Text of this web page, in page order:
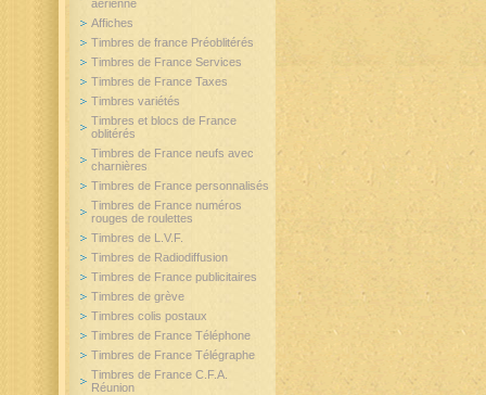
aérienne
Affiches
Timbres de france Préoblitérés
Timbres de France Services
Timbres de France Taxes
Timbres variétés
Timbres et blocs de France
oblitérés
Timbres de France neufs avec
charnières
Timbres de France personnalisés
Timbres de France numéros
rouges de roulettes
Timbres de L.V.F.
Timbres de Radiodiffusion
Timbres de France publicitaires
Timbres de grève
Timbres colis postaux
Timbres de France Téléphone
Timbres de France Télégraphe
Timbres de France C.F.A.
Réunion